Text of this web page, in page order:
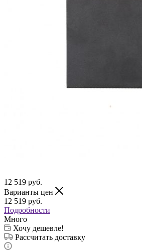
12 519 руб.
Варианты цен
12 519 руб.
Подробности
Много
Хочу дешевле!
Рассчитать доставку